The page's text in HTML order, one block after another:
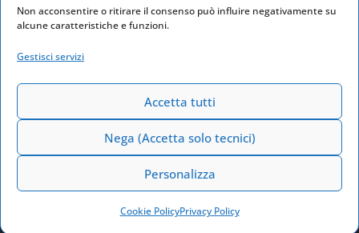
Non acconsentire o ritirare il consenso può influire negativamente su
alcune caratteristiche e funzioni.
Gestisci servizi
Accetta tutti
Nega (Accetta solo tecnici)
Personalizza
Cookie PolicyPrivacy Policy
Euchia Web Marketing2026